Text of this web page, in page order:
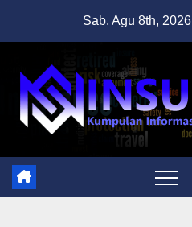
Sab. Agu 8th, 2026